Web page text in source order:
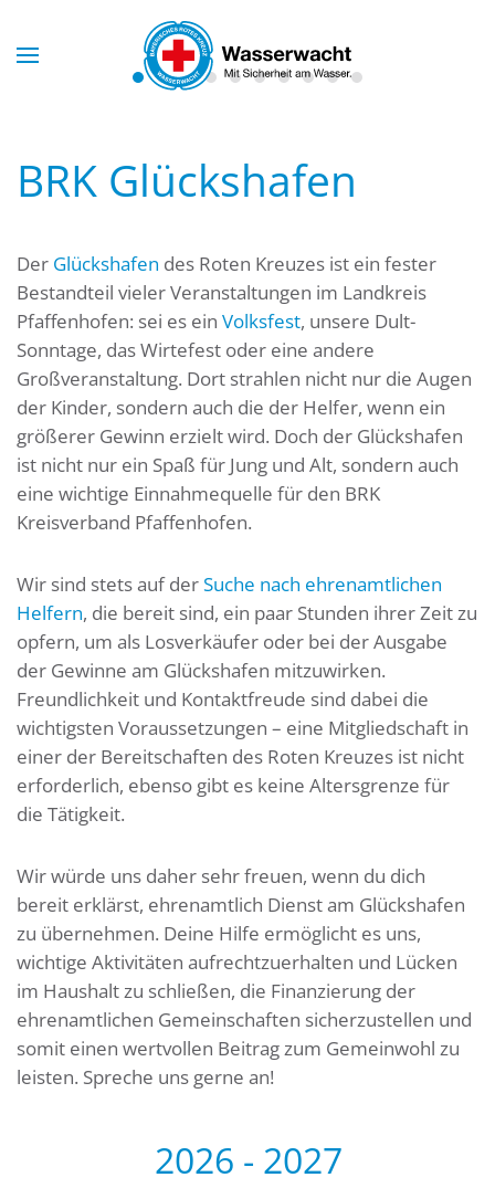
Skip to main content
BRK Glückshafen
Der Glückshafen des Roten Kreuzes ist ein fester
Bestandteil vieler Veranstaltungen im Landkreis
Pfaffenhofen: sei es ein Volksfest, unsere Dult-
Sonntage, das Wirtefest oder eine andere
Großveranstaltung. Dort strahlen nicht nur die Augen
der Kinder, sondern auch die der Helfer, wenn ein
größerer Gewinn erzielt wird. Doch der Glückshafen
ist nicht nur ein Spaß für Jung und Alt, sondern auch
eine wichtige Einnahmequelle für den BRK
Kreisverband Pfaffenhofen.
Wir sind stets auf derSuche nach ehrenamtlichen
Helfern, die bereit sind, ein paar Stunden ihrer Zeit zu
opfern, um als Losverkäufer oder bei der Ausgabe
der Gewinne am Glückshafen mitzuwirken.
Freundlichkeit und Kontaktfreude sind dabei die
wichtigsten Voraussetzungen – eine Mitgliedschaft in
einer der Bereitschaften des Roten Kreuzes ist nicht
erforderlich, ebenso gibt es keine Altersgrenze für
die Tätigkeit.
Wir würde uns daher sehr freuen, wenn du dich
bereit erklärst, ehrenamtlich Dienst am Glückshafen
zu übernehmen. Deine Hilfe ermöglicht es uns,
wichtige Aktivitäten aufrechtzuerhalten und Lücken
im Haushalt zu schließen, die Finanzierung der
ehrenamtlichen Gemeinschaften sicherzustellen und
somit einen wertvollen Beitrag zum Gemeinwohl zu
leisten. Spreche uns gerne an!
2026 - 2027